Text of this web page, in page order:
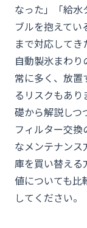
なった」「給水
ブルを抱えて
まで対応してき
自動製氷まわ
常に多く、放
るリスクもあ
礎から解説しつ
フィルター交
なメンテナンス
庫を買い替え
値についても比
してください。